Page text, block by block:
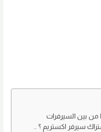
من بين السيرفرات